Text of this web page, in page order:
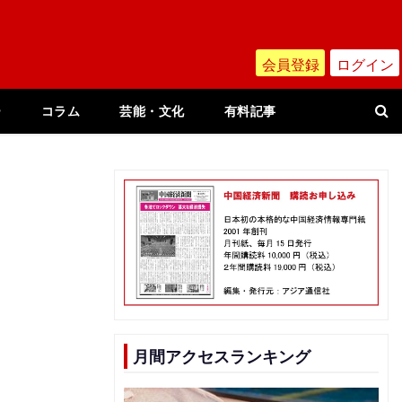
会員登録 ログイン
コラム 芸能・文化 有料記事
月間アクセスランキング